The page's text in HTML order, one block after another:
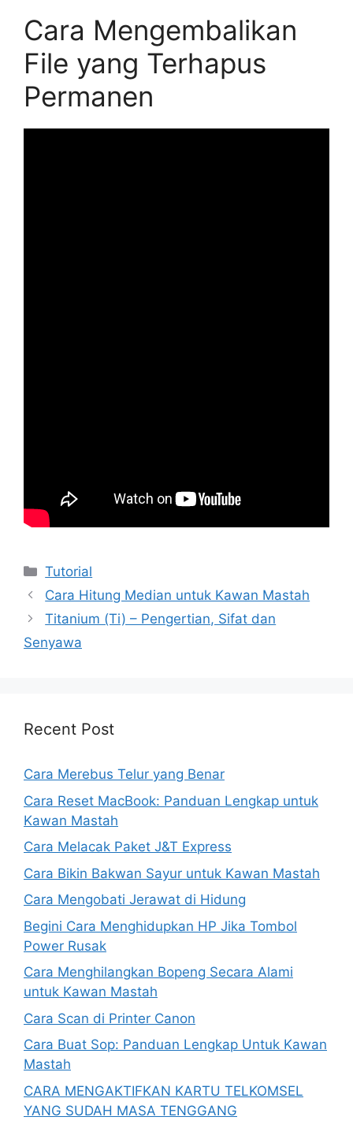
Cara Mengembalikan
File yang Terhapus
Permanen
Kategori
Tutorial
Cara Hitung Median untuk Kawan Mastah
Titanium (Ti) – Pengertian, Sifat dan
Senyawa
Recent Post
Cara Merebus Telur yang Benar
Cara Reset MacBook: Panduan Lengkap untuk
Kawan Mastah
Cara Melacak Paket J&T Express
Cara Bikin Bakwan Sayur untuk Kawan Mastah
Cara Mengobati Jerawat di Hidung
Begini Cara Menghidupkan HP Jika Tombol
Power Rusak
Cara Menghilangkan Bopeng Secara Alami
untuk Kawan Mastah
Cara Scan di Printer Canon
Cara Buat Sop: Panduan Lengkap Untuk Kawan
Mastah
CARA MENGAKTIFKAN KARTU TELKOMSEL
YANG SUDAH MASA TENGGANG